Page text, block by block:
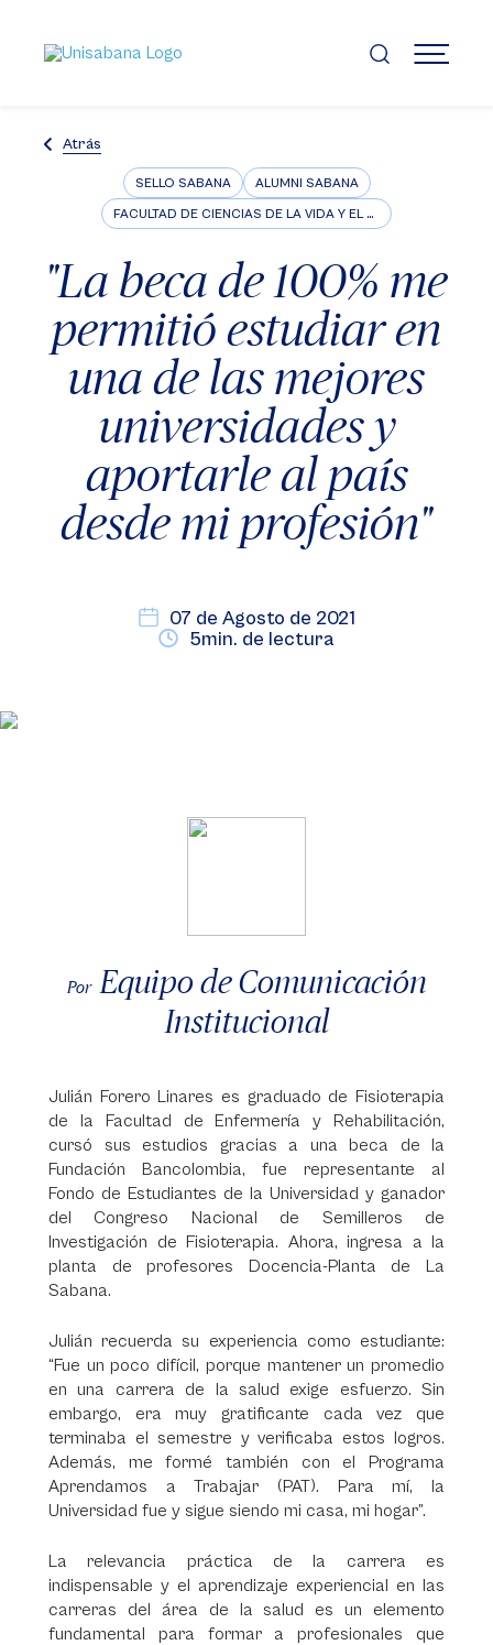
contenido
principal
MENÚ
Atrás
SELLO SABANA ALUMNI SABANA
FACULTAD DE CIENCIAS DE LA VIDA Y EL BIENESTAR
"La beca de 100% me
permitió estudiar en
una de las mejores
universidades y
aportarle al país
desde mi profesión"
07 de Agosto de 2021
5min. de lectura
Por Equipo de Comunicación
Institucional
Julián Forero Linares es graduado de Fisioterapia
de la Facultad de Enfermería y Rehabilitación,
cursó sus estudios gracias a una beca de la
Fundación Bancolombia, fue representante al
Fondo de Estudiantes de la Universidad y ganador
del Congreso Nacional de Semilleros de
Investigación de Fisioterapia. Ahora, ingresa a la
planta de profesores Docencia-Planta de La
Sabana.
Julián recuerda su experiencia como estudiante:
“Fue un poco difícil, porque mantener un promedio
en una carrera de la salud exige esfuerzo. Sin
embargo, era muy gratificante cada vez que
terminaba el semestre y verificaba estos logros.
Además, me formé también con el Programa
Aprendamos a Trabajar (PAT). Para mí, la
Universidad fue y sigue siendo mi casa, mi hogar”.
La relevancia práctica de la carrera es
indispensable y el aprendizaje experiencial en las
carreras del área de la salud es un elemento
fundamental para formar a profesionales que